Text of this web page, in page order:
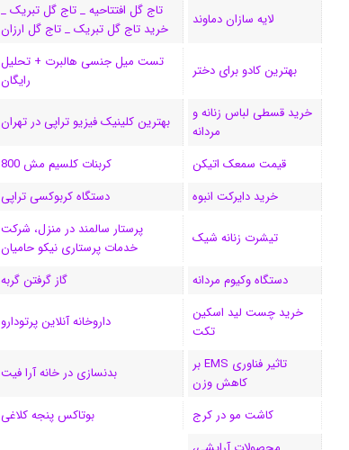
ک
ن
ا
ا
m
م
لایه سازان دماوند
تاج گل افتتاحیه _ تاج گل تبریک _
خرید تاج گل تبریک _ تاج گل ارزان
بهترین کادو برای دختر
تست میل جنسی هالبرت + تحلیل
رایگان
خرید قسطی لباس زنانه و
مردانه
بهترین کلینیک فیزیو تراپی در تهران
قیمت سمعک اتیکن
کربنات کلسیم مش 800
خرید دایرکت انبوه
دستگاه کربوکسی تراپی
تیشرت زنانه شیک
پرستار سالمند در منزل، شرکت
خدمات پرستاری نیکو حامیان
دستگاه وکیوم مردانه
گاز گرفتن گربه
خرید چست لید اسکین
تکت
داروخانه آنلاین پرتودارو
تاثیر فناوری EMS بر
کاهش وزن
بدنسازی در خانه آرا فیت
کاشت مو در کرج
بوتاکس پنجه کلاغی